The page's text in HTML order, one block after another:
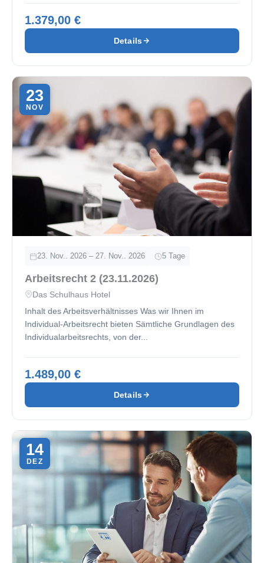
1.379,00 €
Details
23
NOV
23. Nov.. 2026 – 27. Nov.. 2026 5 Tage
Arbeitsrecht 2 (23.11.2026)
Das Schulhaus Hotel
Inhalt des Arbeitsverhältnisses Was wir Ihnen im
Individual-Arbeitsrecht bieten Sämtliche Grundlagen des
Individualarbeitsrechts, von der...
1.489,00 €
Details
14
DEZ